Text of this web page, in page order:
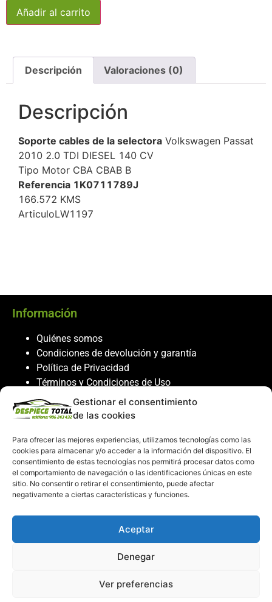
Gestionar el consentimiento
de las cookies
Para ofrecer las mejores experiencias, utilizamos tecnologías como las
cookies para almacenar y/o acceder a la información del dispositivo. El
consentimiento de estas tecnologías nos permitirá procesar datos como
el comportamiento de navegación o las identificaciones únicas en este
sitio. No consentir o retirar el consentimiento, puede afectar
negativamente a ciertas características y funciones.
Aceptar
Denegar
Ver preferencias
Añadir al carrito
Descripción Valoraciones (0)
Descripción
Soporte cables de la selectora Volkswagen Passat
2010 2.0 TDI DIESEL 140 CV
Tipo Motor CBA CBAB B
Referencia 1K0711789J
166.572 KMS
ArticuloLW1197
Información
Quiénes somos
Condiciones de devolución y garantía
Política de Privacidad
Términos y Condiciones de Uso
Política de Cookies
Servicio al cliente
Contacto
986 243 432
608 867 074
recambiosdespiecetotal@gmail.com
Mi cuenta
Mi Cuenta